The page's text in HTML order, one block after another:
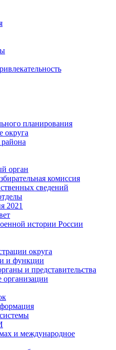
планирования
округа
орган
комиссия
сведений
2021
истории России
округа
и функции
и представительства
и международное